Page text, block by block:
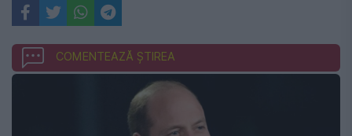
COMENTEAZĂ ȘTIREA